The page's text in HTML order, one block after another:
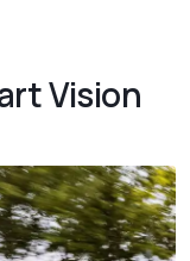
Vision